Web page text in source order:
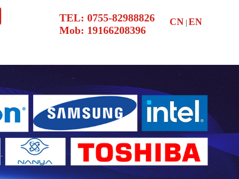
TEL: 0755-82988826
Mob: 19166208396
CN | EN
2G6B2 SODIMM DDR4 镁光
三星存储芯片 PC/NB